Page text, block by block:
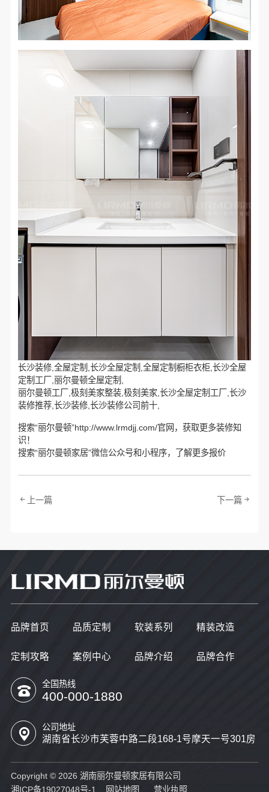
长沙装修,全屋定制,长沙全屋定制,全屋定制橱柜衣柜,长沙全屋
定制工厂,丽尔曼顿全屋定制,
丽尔曼顿工厂,极刻美家整装,极刻美家,长沙全屋定制工厂,长沙
装修推荐,长沙装修,长沙装修公司前十,
搜索“丽尔曼顿”http://www.lrmdjj.com/官网，获取更多装修知
识！
搜索“丽尔曼顿家居”微信公众号和小程序，了解更多报价
上一篇 下一篇
品牌首页 品质定制 软装系列 精装改造
定制攻略 案例中心 品牌介绍 品牌合作
全国热线
400-000-1880
公司地址
湖南省长沙市芙蓉中路二段168-1号摩天一号301房
Copyright © 2026 湖南丽尔曼顿家居有限公司
湘ICP备19027048号-1
网站地图 营业执照